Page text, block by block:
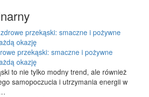
przekąski: smaczne i pożywne
okazję
to nie tylko modny trend, ale również
samopoczucia i utrzymania energii w